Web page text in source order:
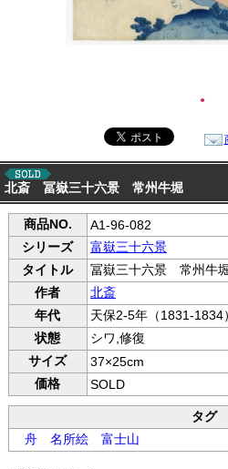
●
北斎 冨嶽三十六景 常州牛堀
商品NO.
A1-96-082
シリーズ
富嶽三十六景
タイトル
冨嶽三十六景 常州牛
作者
北斎
年代
天保2-5年（1831-1834）
状態
シワ,修復
サイズ
37×25cm
価格
SOLD
タグ
舟名所絵富士山